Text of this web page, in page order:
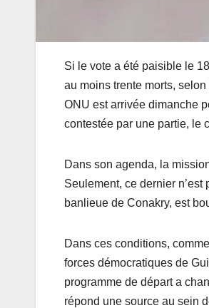
Si le vote a été paisible le
au moins trente morts,
ONU est arrivée dimanche
contestée par une partie, le
Dans son agenda, la
Seulement, ce dernier
banlieue de Conakry, est
Dans ces conditions,
forces démocratiques de
programme de départ a
répond une source au sein